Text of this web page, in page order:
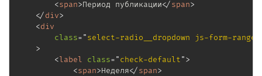
<span>Период публикации</span>
</div>
<div
class="select-radio__dropdown js-form-range-
>
<label class="check-default">
<span>Неделя</span>